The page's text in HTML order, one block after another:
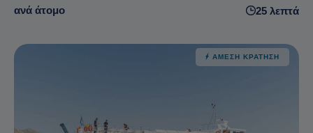
ανά άτομο 25 λεπτά
ΆΜΕΣΗ ΚΡΆΤΗΣΗ